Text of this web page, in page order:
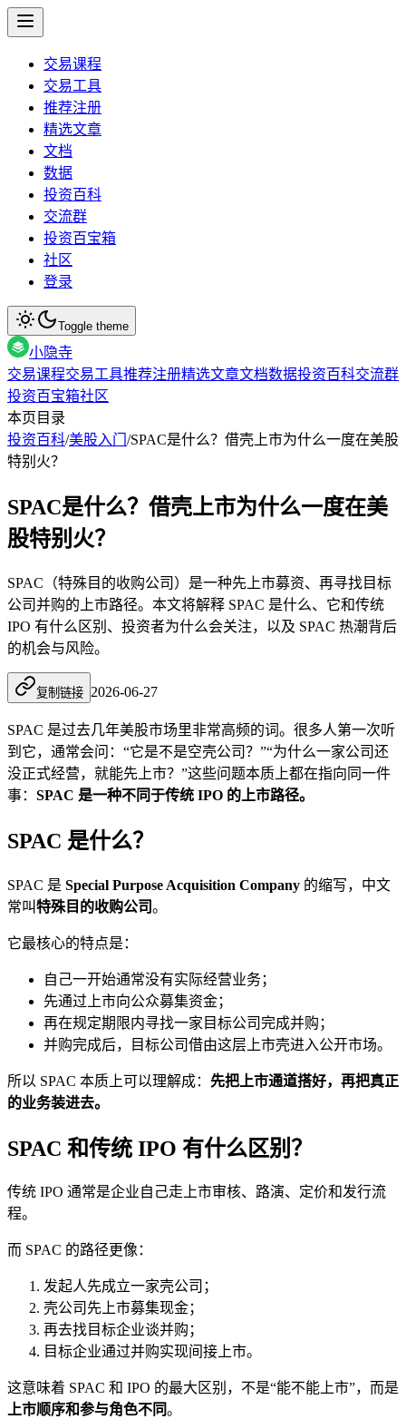
交易课程
交易工具
推荐注册
精选文章
文档
数据
投资百科
交流群
投资百宝箱
社区
登录
Toggle theme
小隐寺
交易课程交易工具推荐注册精选文章文档数据投资百科交流群
投资百宝箱社区
本页目录
投资百科/美股入门 /SPAC是什么？借壳上市为什么一度在美股
特别火？
SPAC是什么？借壳上市为什么一度在美
股特别火？
SPAC（特殊目的收购公司）是一种先上市募资、再寻找目标
公司并购的上市路径。本文将解释 SPAC 是什么、它和传统
IPO 有什么区别、投资者为什么会关注，以及 SPAC 热潮背后
的机会与风险。
复制链接 2026-06-27
SPAC 是过去几年美股市场里非常高频的词。很多人第一次听
到它，通常会问：“它是不是空壳公司？”“为什么一家公司还
没正式经营，就能先上市？”这些问题本质上都在指向同一件
事： SPAC 是一种不同于传统 IPO 的上市路径。
SPAC 是什么？
SPAC 是 Special Purpose Acquisition Company 的缩写，中文
常叫特殊目的收购公司。
它最核心的特点是：
自己一开始通常没有实际经营业务；
先通过上市向公众募集资金；
再在规定期限内寻找一家目标公司完成并购；
并购完成后，目标公司借由这层上市壳进入公开市场。
所以 SPAC 本质上可以理解成： 先把上市通道搭好，再把真正
的业务装进去。
SPAC 和传统 IPO 有什么区别？
传统 IPO 通常是企业自己走上市审核、路演、定价和发行流
程。
而 SPAC 的路径更像：
发起人先成立一家壳公司；
壳公司先上市募集现金；
再去找目标企业谈并购；
目标企业通过并购实现间接上市。
这意味着 SPAC 和 IPO 的最大区别，不是“能不能上市”，而是
上市顺序和参与角色不同。